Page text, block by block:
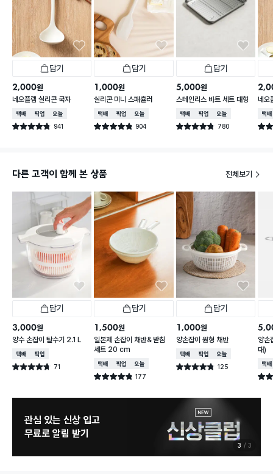
담기
2,000원
네오플램 실리콘 국자
택배배송매장픽업오늘배송
별점 4.8점 941
건 작성
담기
1,000원
실리콘 미니 스패츌러
택배배송매장픽업오늘배송
별점 4.8점 904
건 작성
담기
5,000원
스테인리스 바트 세트 대형
택배배송매장픽업오늘배송
별점 4.8점 780
건 작성
네오
개
택배
별점
다른 고객이 함께 본 상품 전체보기
담기
3,000원
양수 손잡이 탈수기 2.1 L
택배배송매장픽업
별점 4.7점 71
건 작성
담기
1,500원
일본제 손잡이 채반＆받침
세트 20 cm
택배배송매장픽업오늘배송
별점 4.8점 177
건 작성
담기
1,000원
양손잡이 원형 채반
택배배송매장픽업오늘배송
별점 4.8점 125
건 작성
양손
대)
택배
별점
관심 있는 신상 입고
무료로 알림 받기
3 3